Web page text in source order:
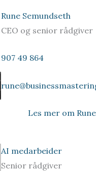
Rune Semundseth
CEO og senior rådgiver
907 49 864
Les mer om Rune
AI medarbeider
Senior rådgiver